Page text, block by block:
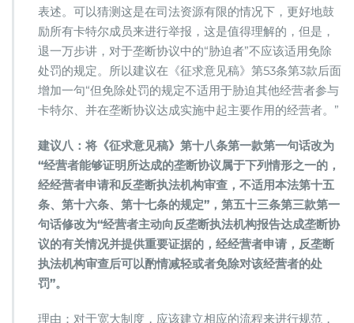
表述。可以猜测这是在司法资源有限的情况下，更好地鼓
励所有卡特尔成员来进行举报，这是值得理解的，但是，
退一万步讲，对于垄断协议中的“胁迫者”不应该适用免除
处罚的规定。所以建议在《征求意见稿》第53条第3款后面
增加一句“但免除处罚的规定不适用于胁迫其他经营者参与
卡特尔、并在垄断协议达成实施中起主要作用的经营者。”
建议八：将《征求意见稿》第十八条第一款第一句话改为
“经营者能够证明所达成的垄断协议属于下列情形之一的，
经经营者申请和反垄断执法机构审查，不适用本法第十五
条、第十六条、第十七条的规定”，第五十三条第三款第一
句话修改为“经营者主动向反垄断执法机构报告达成垄断协
议的有关情况并提供重要证据的，经经营者申请，反垄断
执法机构审查后可以酌情减轻或者免除对该经营者的处
罚”。
理由：对于宽大制度，应该建立相应的流程来进行规范，